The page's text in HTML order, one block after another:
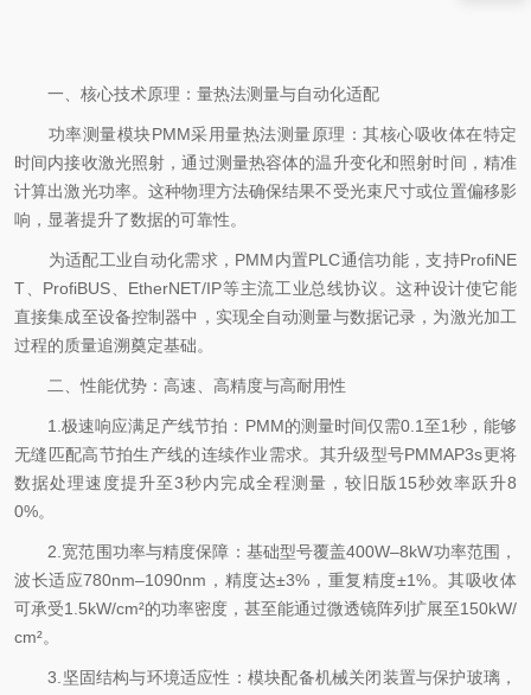
一、核心技术原理：量热法测量与自动化适配
功率测量模块PMM采用量热法测量原理：其核心吸收体在特定
时间内接收激光照射，通过测量热容体的温升变化和照射时间，精准
计算出激光功率。这种物理方法确保结果不受光束尺寸或位置偏移影
响，显著提升了数据的可靠性。
为适配工业自动化需求，PMM内置PLC通信功能，支持ProfiNE
T、ProfiBUS、EtherNET/IP等主流工业总线协议。这种设计使它能
直接集成至设备控制器中，实现全自动测量与数据记录，为激光加工
过程的质量追溯奠定基础。
二、性能优势：高速、高精度与高耐用性
1.极速响应满足产线节拍：PMM的测量时间仅需0.1至1秒，能够
无缝匹配高节拍生产线的连续作业需求。其升级型号PMMAP3s更将
数据处理速度提升至3秒内完成全程测量，较旧版15秒效率跃升8
0%。
2.宽范围功率与精度保障：基础型号覆盖400W–8kW功率范围，
波长适应780nm–1090nm，精度达±3%，重复精度±1%。其吸收体
可承受1.5kW/cm²的功率密度，甚至能通过微透镜阵列扩展至150kW/
cm²。
3.坚固结构与环境适应性：模块配备机械关闭装置与保护玻璃，